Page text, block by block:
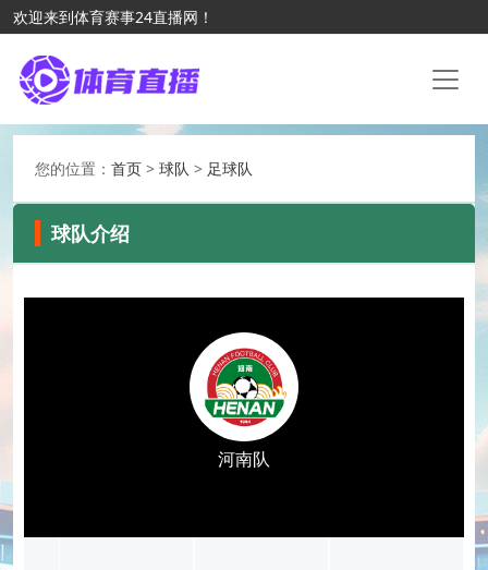
欢迎来到体育赛事24直播网！
您的位置： 首页 > 球队 > 足球队
球队介绍
河南队